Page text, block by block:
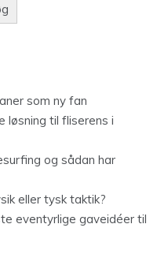
som ny fan
løsning til fliserens i
og sådan har
eller tysk taktik?
eventyrlige gaveidéer til